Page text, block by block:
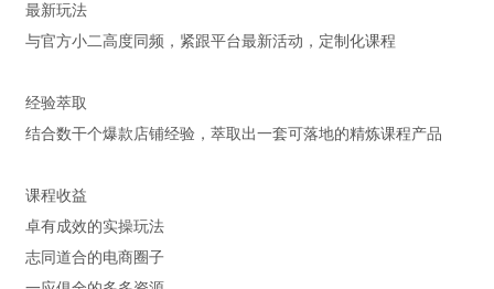
最新玩法
与官方小二高度同频，紧跟平台最新活动，定制化课程
经验萃取
结合数干个爆款店铺经验，萃取出一套可落地的精炼课程产品
课程收益
卓有成效的实操玩法
志同道合的电商圈子